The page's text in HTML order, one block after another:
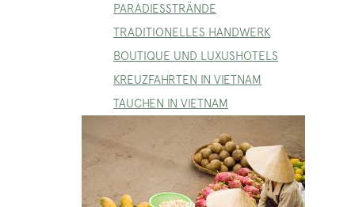
PARADIESSTRÄNDE
TRADITIONELLES HANDWERK
BOUTIQUE UND LUXUSHOTELS
KREUZFAHRTEN IN VIETNAM
TAUCHEN IN VIETNAM